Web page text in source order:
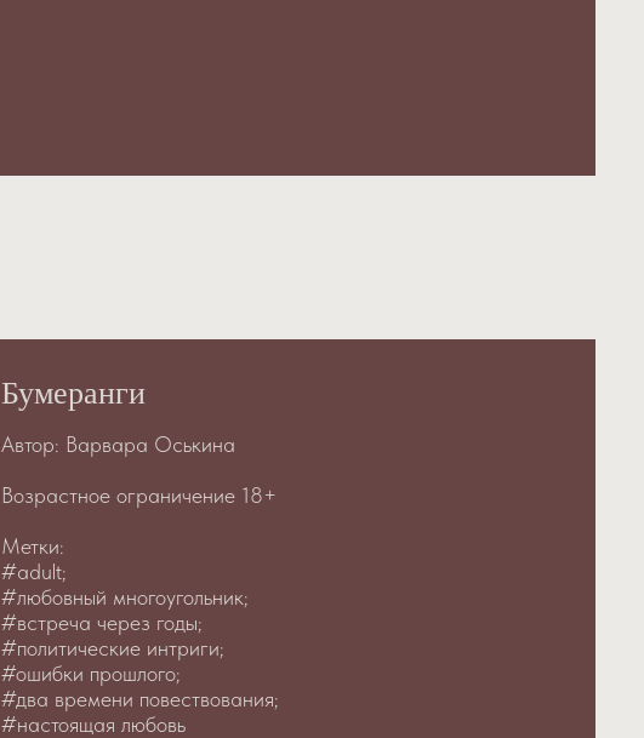
Бумеранги
Автор: Варвара Оськина
Возрастное ограничение 18+
Метки:
#adult;
#любовный многоугольник;
#встреча через годы;
#политические интриги;
#ошибки прошлого;
#два времени повествования;
#настоящая любовь